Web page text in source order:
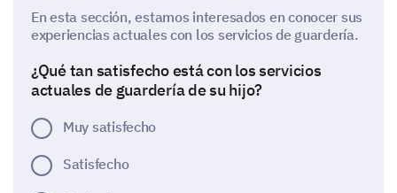
En esta sección, estamos interesados en conocer sus
experiencias actuales con los servicios de guardería.
¿Qué tan satisfecho está con los servicios
actuales de guardería de su hijo?
Muy satisfecho
Satisfecho